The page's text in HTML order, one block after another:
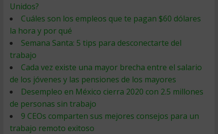
Unidos?
Cuáles son los empleos que te pagan $60 dólares
la hora y por qué
Semana Santa: 5 tips para desconectarte del
trabajo
Cada vez existe una mayor brecha entre el salario
de los jóvenes y las pensiones de los mayores
Desempleo en México cierra 2020 con 2.5 millones
de personas sin trabajo
9 CEOs comparten sus mejores consejos para un
trabajo remoto exitoso